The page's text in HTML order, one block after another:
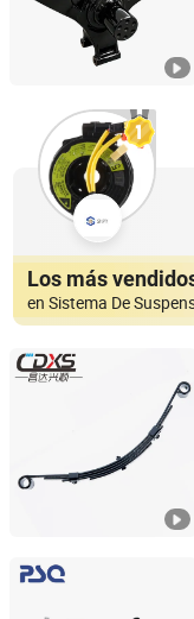
en Sistema De
Henan Hengsaier
Henan, China
Guangzhou PSQ